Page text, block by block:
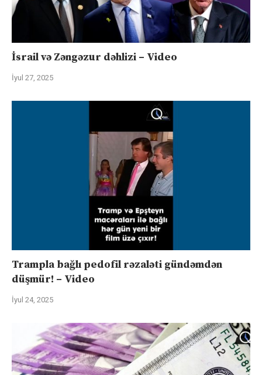
İsrail və Zəngəzur dəhlizi – Video
İyul 27, 2025
Trampla bağlı pedofil rəzaləti gündəmdən
düşmür! – Video
İyul 24, 2025